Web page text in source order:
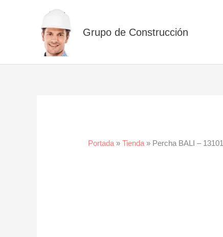
Grupo de Construcción
Portada »Tienda » Percha BALI – 13101